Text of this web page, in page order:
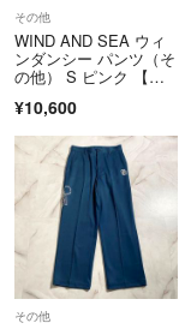
▼お取引について
当店はラクマの規約
特定のお客様に対す
またお問い合わせの
ります。
※このアカウントはラ
TORE（バズストア
安心なアイテムをお
▼特商法
https://fril.jp/ts/
その他
WIND AND SEA ウィ
ンダンシー パンツ（そ
の他） S ピンク 【古
料】
¥10,600
その他